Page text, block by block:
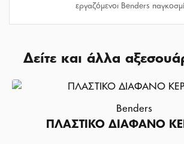
εργαζόμενοι Benders
Δείτε και άλλα
Benders
ΠΛΑΣΤΙΚΟ ΔΙΑΦΑΝΟ